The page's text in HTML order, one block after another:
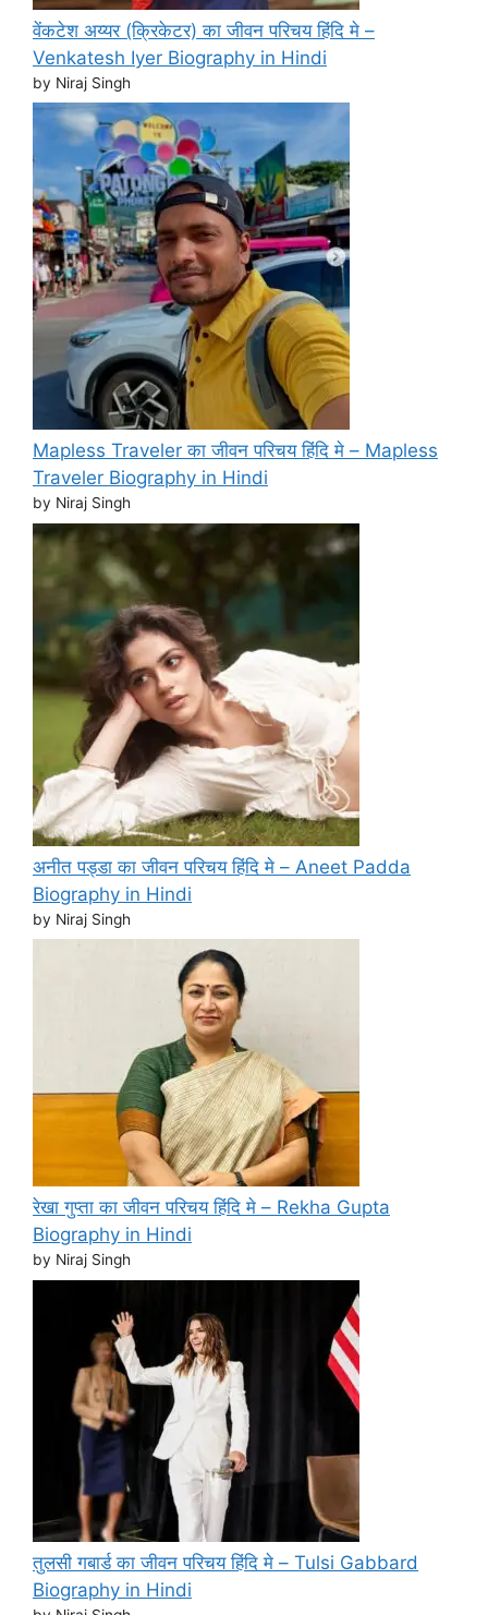
वेंकटेश अय्यर (क्रिकेटर) का जीवन परिचय हिंदि मे –
Venkatesh Iyer Biography in Hindi
by Niraj Singh
Mapless Traveler का जीवन परिचय हिंदि मे – Mapless
Traveler Biography in Hindi
by Niraj Singh
अनीत पड्डा का जीवन परिचय हिंदि मे – Aneet Padda
Biography in Hindi
by Niraj Singh
रेखा गुप्ता का जीवन परिचय हिंदि मे – Rekha Gupta
Biography in Hindi
by Niraj Singh
तुलसी गबार्ड का जीवन परिचय हिंदि मे – Tulsi Gabbard
Biography in Hindi